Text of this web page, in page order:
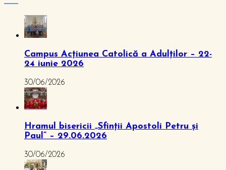
Campus Acțiunea Catolică a Adulților – 22-
24 iunie 2026
30/06/2026
Hramul bisericii „Sfinții Apostoli Petru și
Paul” – 29.06.2026
30/06/2026